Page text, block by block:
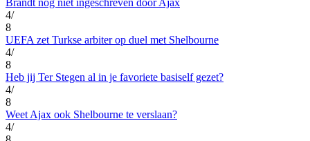
Brandt nog niet ingeschreven door Ajax
4/
8
UEFA zet Turkse arbiter op duel met Shelbourne
4/
8
Heb jij Ter Stegen al in je favoriete basiself gezet?
4/
8
Weet Ajax ook Shelbourne te verslaan?
4/